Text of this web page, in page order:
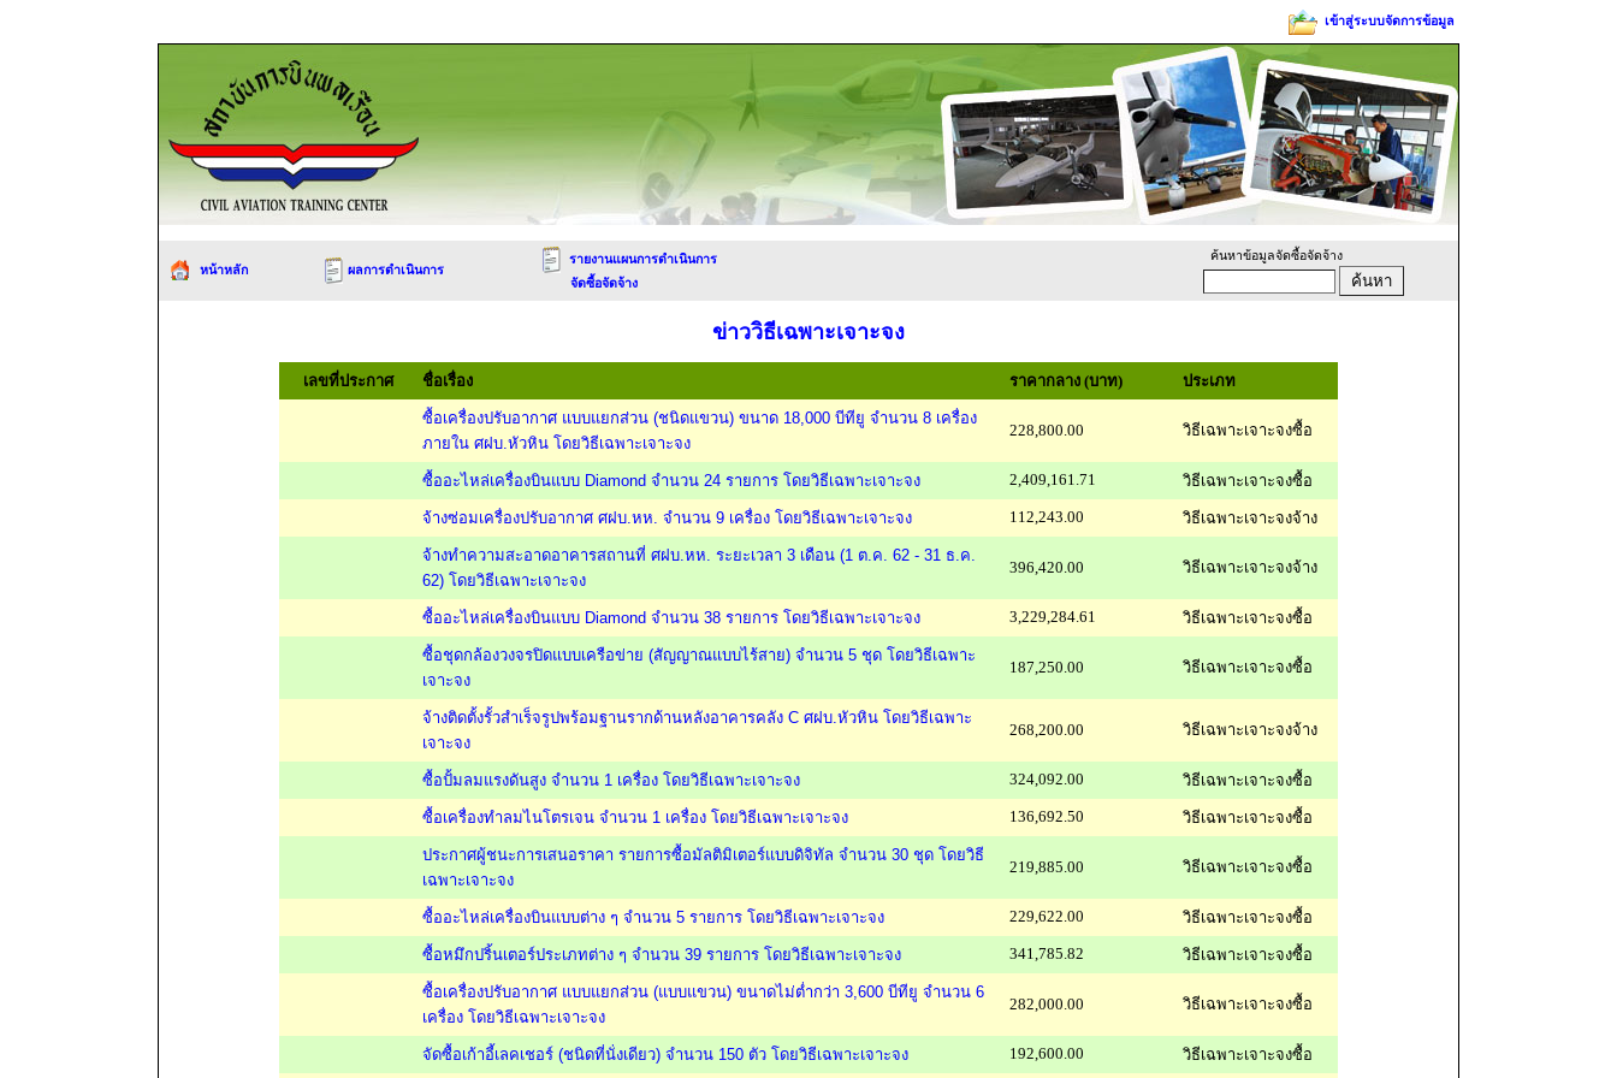
เข้าสู่ระบบจัดการข้อมูล
หน้าหลัก ผลการดำเนินการ
รายงานแผนการดำเนินการ
จัดซื้อจัดจ้าง
ค้นหาข้อมูลจัดซื้อจัดจ้าง
ข่าววิธีเฉพาะเจาะจง
เลขที่ประกาศ ชื่อเรื่อง ราคากลาง (บาท) ประเภท
ซื้อเครื่องปรับอากาศ แบบแยกส่วน (ชนิดแขวน) ขนาด 18,000 บีทียู จำนวน 8 เครื่อง
ภายใน ศฝบ.หัวหิน โดยวิธีเฉพาะเจาะจง
228,800.00 วิธีเฉพาะเจาะจงซื้อ
ซื้ออะไหล่เครื่องบินแบบ Diamond จำนวน 24 รายการ โดยวิธีเฉพาะเจาะจง 2,409,161.71 วิธีเฉพาะเจาะจงซื้อ
จ้างซ่อมเครื่องปรับอากาศ ศฝบ.หห. จำนวน 9 เครื่อง โดยวิธีเฉพาะเจาะจง 112,243.00 วิธีเฉพาะเจาะจงจ้าง
จ้างทำความสะอาดอาคารสถานที่ ศฝบ.หห. ระยะเวลา 3 เดือน (1 ต.ค. 62 - 31 ธ.ค.
62) โดยวิธีเฉพาะเจาะจง
396,420.00 วิธีเฉพาะเจาะจงจ้าง
ซื้ออะไหล่เครื่องบินแบบ Diamond จำนวน 38 รายการ โดยวิธีเฉพาะเจาะจง 3,229,284.61 วิธีเฉพาะเจาะจงซื้อ
ซื้อชุดกล้องวงจรปิดแบบเครือข่าย (สัญญาณแบบไร้สาย) จำนวน 5 ชุด โดยวิธีเฉพาะ
เจาะจง
187,250.00 วิธีเฉพาะเจาะจงซื้อ
จ้างติดตั้งรั้วสำเร็จรูปพร้อมฐานรากด้านหลังอาคารคลัง C ศฝบ.หัวหิน โดยวิธีเฉพาะ
เจาะจง
268,200.00 วิธีเฉพาะเจาะจงจ้าง
ซื้อปั้มลมแรงดันสูง จำนวน 1 เครื่อง โดยวิธีเฉพาะเจาะจง 324,092.00 วิธีเฉพาะเจาะจงซื้อ
ซื้อเครื่องทำลมไนโตรเจน จำนวน 1 เครื่อง โดยวิธีเฉพาะเจาะจง 136,692.50 วิธีเฉพาะเจาะจงซื้อ
ประกาศผู้ชนะการเสนอราคา รายการซื้อมัลติมิเตอร์แบบดิจิทัล จำนวน 30 ชุด โดยวิธี
เฉพาะเจาะจง
219,885.00 วิธีเฉพาะเจาะจงซื้อ
ซื้ออะไหล่เครื่องบินแบบต่าง ๆ จำนวน 5 รายการ โดยวิธีเฉพาะเจาะจง 229,622.00 วิธีเฉพาะเจาะจงซื้อ
ซื้อหมึกปริ้นเตอร์ประเภทต่าง ๆ จำนวน 39 รายการ โดยวิธีเฉพาะเจาะจง 341,785.82 วิธีเฉพาะเจาะจงซื้อ
ซื้อเครื่องปรับอากาศ แบบแยกส่วน (แบบแขวน) ขนาดไม่ต่ำกว่า 3,600 บีทียู จำนวน 6
เครื่อง โดยวิธีเฉพาะเจาะจง
282,000.00 วิธีเฉพาะเจาะจงซื้อ
จัดซื้อเก้าอี้เลคเชอร์ (ชนิดที่นั่งเดียว) จำนวน 150 ตัว โดยวิธีเฉพาะเจาะจง 192,600.00 วิธีเฉพาะเจาะจงซื้อ